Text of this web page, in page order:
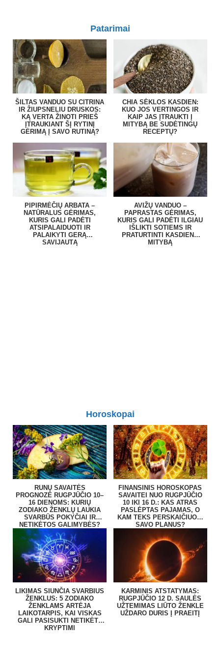
Patarimai
ŠILTAS VANDUO SU CITRINA
IR ŽIUPSNELIU DRUSKOS:
KĄ VERTA ŽINOTI PRIEŠ
ĮTRAUKIANT ŠĮ RYTINĮ
GĖRIMĄ Į SAVO RUTINĄ?
CHIA SĖKLOS KASDIEN:
KUO JOS VERTINGOS IR
KAIP JAS ĮTRAUKTI Į
MITYBĄ BE SUDĖTINGŲ
RECEPTŲ?
PIPIRMĖČIŲ ARBATA –
NATŪRALUS GĖRIMAS,
KURIS GALI PADĖTI
ATSIPALAIDUOTI IR
PALAIKYTI GERĄ
SAVIJAUTĄ
AVIŽŲ VANDUO –
PAPRASTAS GĖRIMAS,
KURIS GALI PADĖTI ILGIAU
IŠLIKTI SOTIEMS IR
PRATURTINTI KASDIENĘ
MITYBĄ
Horoskopai
RUNŲ SAVAITĖS
PROGNOZĖ RUGPJŪČIO 10–
16 DIENOMS: KURIŲ
ZODIAKO ŽENKLŲ LAUKIA
SVARBŪS POKYČIAI IR
NETIKĖTOS GALIMYBĖS?
FINANSINIS HOROSKOPAS
SAVAITEI NUO RUGPJŪČIO
10 IKI 16 D.: KAS ATRAS
PASLĖPTAS PAJAMAS, O
KAM TEKS PERSKAIČIUOTI
SAVO PLANUS?
LIKIMAS SIUNČIA SVARBIUS
ŽENKLUS: 5 ZODIAKO
ŽENKLAMS ARTĖJA
LAIKOTARPIS, KAI VISKAS
GALI PASISUKTI NETIKĖTA
KRYPTIMI
KARMINIS ATSTATYMAS:
RUGPJŪČIO 12 D. SAULĖS
UŽTEMIMAS LIŪTO ŽENKLE
UŽDARO DURIS Į PRAEITĮ